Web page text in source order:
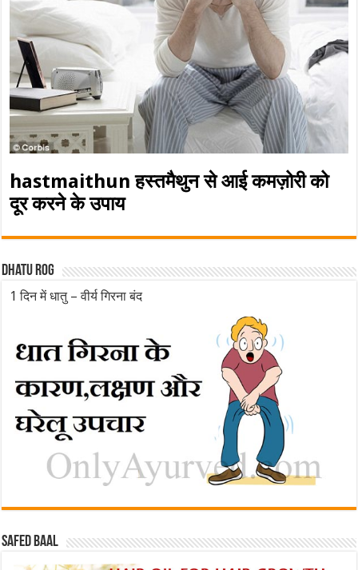
hastmaithun हस्तमैथुन से आई कमज़ोरी को
दूर करने के उपाय
Dhatu rog
1 दिन में धातु – वीर्य गिरना बंद
Safed baal